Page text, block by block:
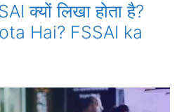
क्यों लिखा होता है?
Hai? FSSAI ka